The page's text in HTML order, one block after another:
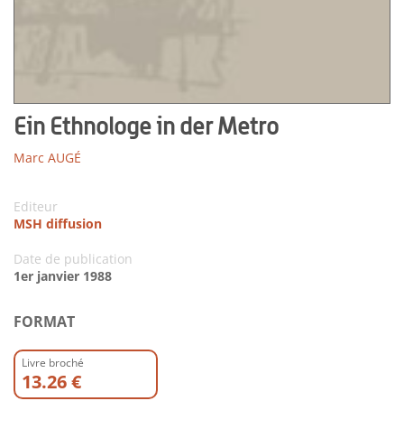
Ein Ethnologe in der Metro
Marc AUGÉ
Editeur
MSH diffusion
Date de publication
1er janvier 1988
FORMAT
Livre broché
13.26 €